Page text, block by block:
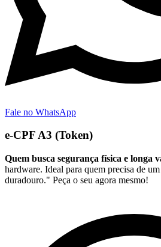
Fale no WhatsApp
e-CPF A3 (Token)
Quem busca segurança física e longa
hardware. Ideal para quem precisa de
duradouro." Peça o seu agora mesmo!